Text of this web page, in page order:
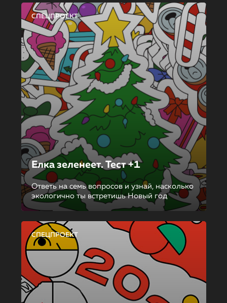
СПЕЦПРОЕКТ
Елка зеленеет. Тест +1
Ответь на семь вопросов и узнай, насколько
экологично ты встретишь Новый год
СПЕЦПРОЕКТ